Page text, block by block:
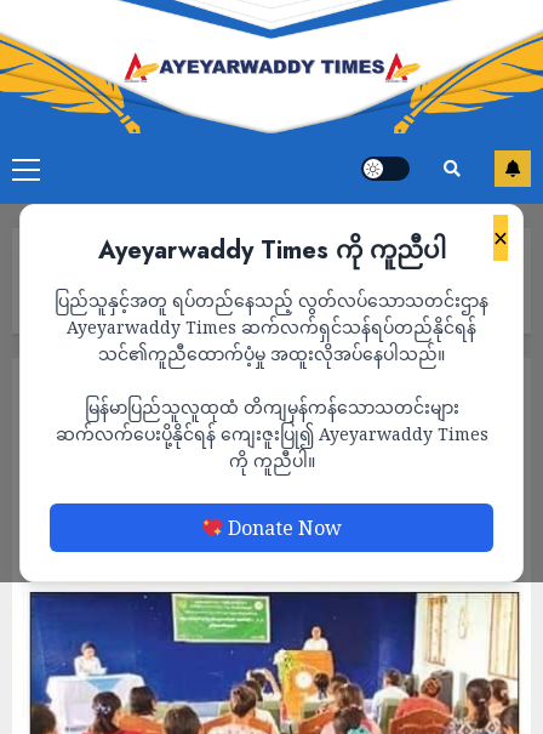
×
Ayeyarwaddy Times ကို ကူညီပါ
ပြည်သူနှင့်အတူ ရပ်တည်နေသည့် လွတ်လပ်သောသတင်းဌာန
Ayeyarwaddy Times ဆက်လက်ရှင်သန်ရပ်တည်နိုင်ရန်
သင်၏ကူညီထောက်ပံ့မှု အထူးလိုအပ်နေပါသည်။
မြန်မာပြည်သူလူထုထံ တိကျမှန်ကန်သောသတင်းများ
ဆက်လက်ပေးပို့နိုင်ရန် ကျေးဇူးပြု၍ Ayeyarwaddy Times
ကို ကူညီပါ။
Donate Now
ဝန်ထမ်းမိသားစုဝင်များကိုအစားထိုးတက်ခိုင်း
ဖျာပုံတွင် လူသုံးကုန်ထုတ်လုပ်မှုသင်တန်းဖွင့်
ရာ၌ တက်ရောက်သူမရှိ၍ ဝန်ထမ်းမိသားစုဝင်
များကိုအစားထိုးတက်ခိုင်း
ADMIN MAY 30, 2024